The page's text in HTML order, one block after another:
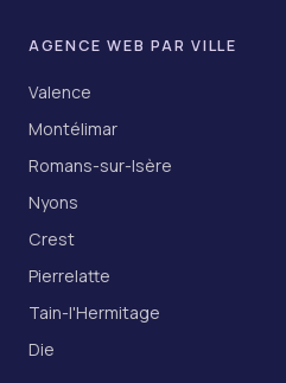
AGENCE WEB PAR VILLE
Valence
Montélimar
Romans-sur-Isère
Nyons
Crest
Pierrelatte
Tain-l'Hermitage
Die